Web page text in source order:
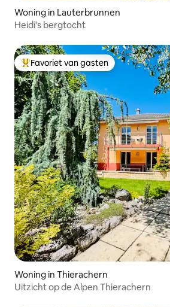
Woning in Lauterbrunnen
Heidi's bergtocht
Topfavoriet van gasten
Favoriet van gasten
Woning in Thierachern
Uitzicht op de Alpen Thierachern